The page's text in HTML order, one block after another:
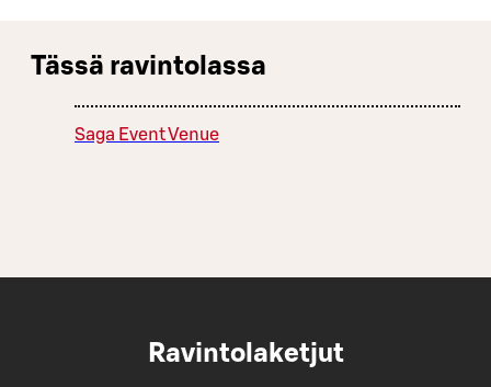
Tässä ravintolassa
Saga Event Venue
Ravintolaketjut